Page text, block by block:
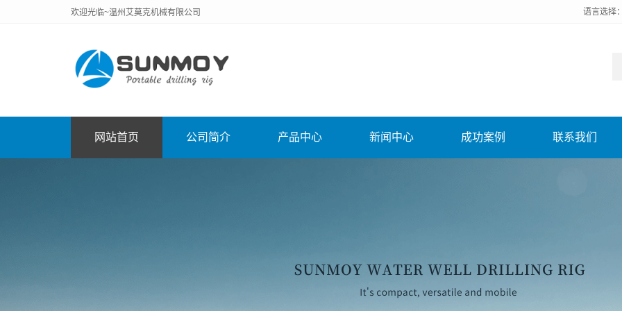
欢迎光临~温州艾莫克机械有限公司 语言选择
网站首页 公司简介 产品中心 新闻中心 成功案例 联系我们